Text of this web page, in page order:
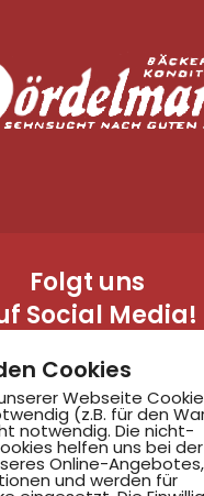
Folgt uns
Social Media!
Cookies
Webseite
(z.B. für den
notwendig. Die nicht-
helfen uns bei der
Online-
und werden für